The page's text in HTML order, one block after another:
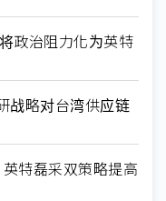
政治阻力化为英特
战略对台湾供应链
特磊采双策略提高